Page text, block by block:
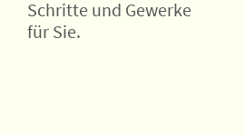
Schritte und Gewerke
für Sie.